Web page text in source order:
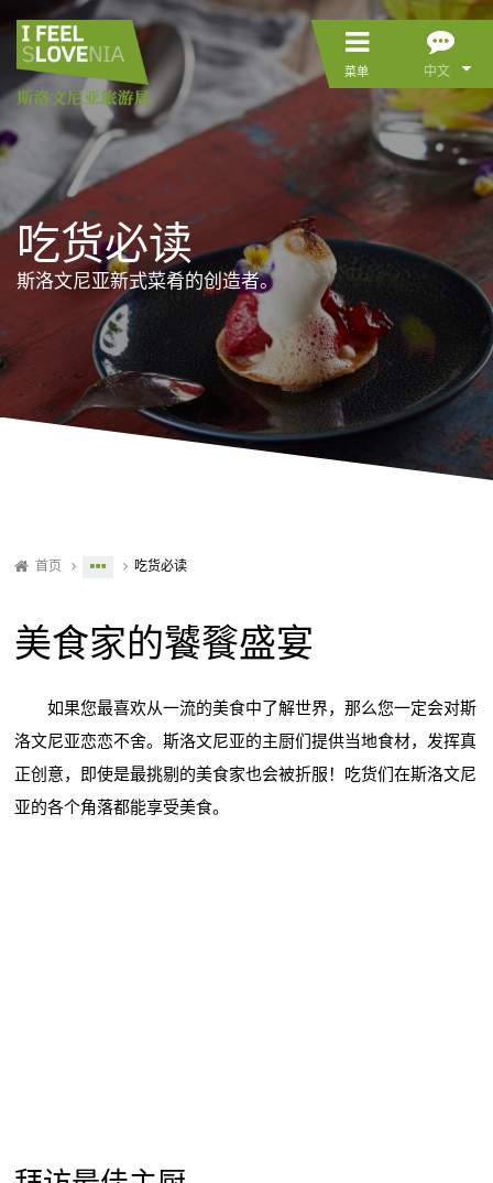
菜单 中文
吃货必读
斯洛文尼亚新式菜肴的创造者。
首页 吃货必读
美食家的饕餮盛宴
如果您最喜欢从一流的美食中了解世界，那么您一定会对斯
洛文尼亚恋恋不舍。斯洛文尼亚的主厨们提供当地食材，发挥真
正创意，即使是最挑剔的美食家也会被折服！吃货们在斯洛文尼
亚的各个角落都能享受美食。